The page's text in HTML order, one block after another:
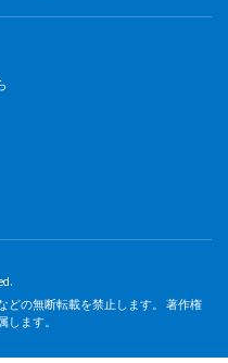
どの無断転載を禁止します。 著作権
ます。